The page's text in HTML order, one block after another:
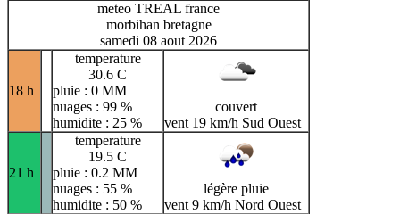
meteo TREAL france
morbihan bretagne
samedi 08 aout 2026
18 h
temperature
30.6 C
pluie : 0 MM
nuages : 99 %
humidite : 25 %
couvert
vent 19 km/h Sud Ouest
21 h
temperature
19.5 C
pluie : 0.2 MM
nuages : 55 %
humidite : 50 %
légère pluie
vent 9 km/h Nord Ouest